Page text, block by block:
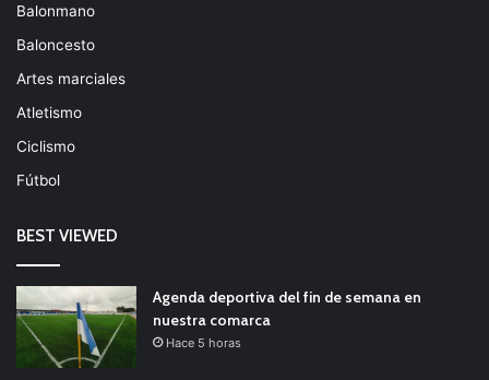
Balonmano
Baloncesto
Artes marciales
Atletismo
Ciclismo
Fútbol
BEST VIEWED
Agenda deportiva del fin de semana en
nuestra comarca
Hace 5 horas